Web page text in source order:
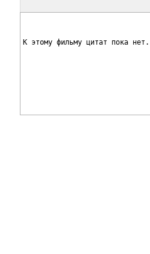
К этому фильму цитат пока нет.